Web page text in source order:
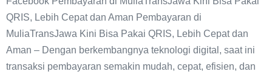
QRIS, Lebih Cepat dan Aman Pembayaran di
MuliaTransJawa Kini Bisa Pakai QRIS, Lebih Cepat dan
Aman – Dengan berkembangnya teknologi digital, saat ini
transaksi pembayaran semakin mudah, cepat, efisien, dan